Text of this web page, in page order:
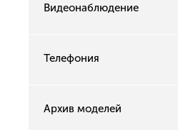
Видеонаблюдение
Телефония
Архив моделей